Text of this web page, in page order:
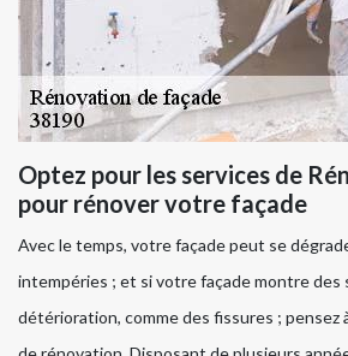
Optez pour les services de
pour rénover votre façade
Avec le temps, votre façade peut se
intempéries ; et si votre façade montre des
détérioration, comme des fissures ;